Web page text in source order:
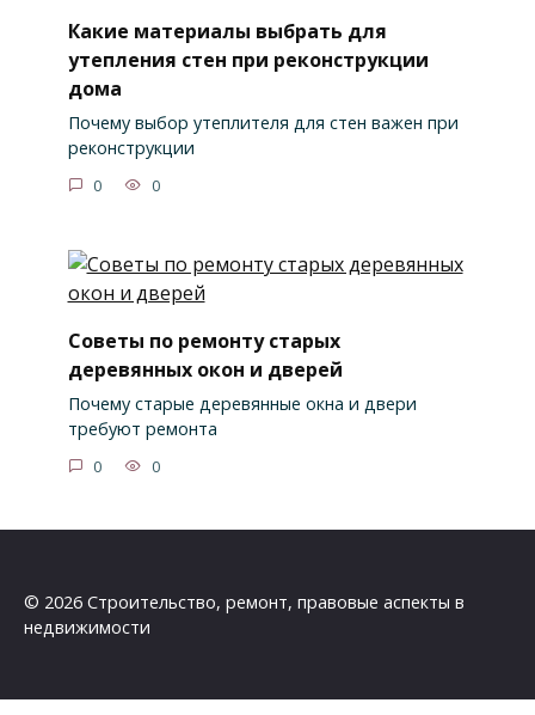
Какие материалы выбрать для
утепления стен при реконструкции
дома
Почему выбор утеплителя для стен важен при
реконструкции
0 0
Советы по ремонту старых
деревянных окон и дверей
Почему старые деревянные окна и двери
требуют ремонта
0 0
© 2026 Строительство, ремонт, правовые аспекты в
недвижимости